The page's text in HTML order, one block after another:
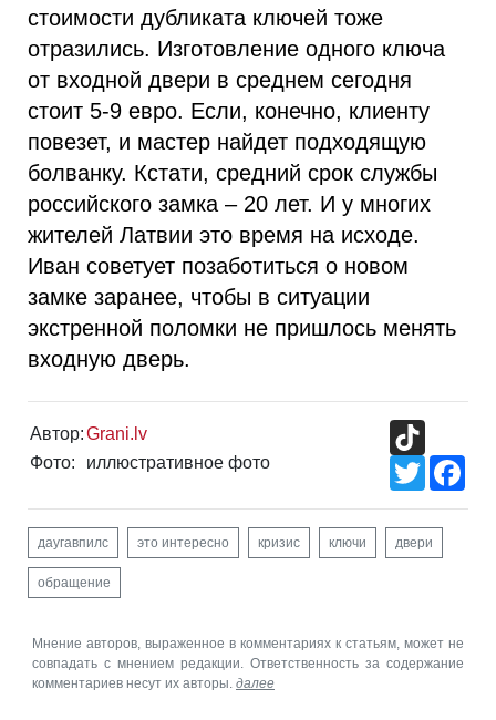
стоимости дубликата ключей тоже
отразились. Изготовление одного ключа
от входной двери в среднем сегодня
стоит 5-9 евро. Если, конечно, клиенту
повезет, и мастер найдет подходящую
болванку. Кстати, средний срок службы
российского замка – 20 лет. И у многих
жителей Латвии это время на исходе.
Иван советует позаботиться о новом
замке заранее, чтобы в ситуации
экстренной поломки не пришлось менять
входную дверь.
Автор:Grani.lv
Фото:
иллюстративное фото
Twitter
даугавпилс это интересно кризис ключи двери
обращение
Мнение авторов, выраженное в комментариях к статьям, может не
совпадать с мнением редакции. Ответственность за содержание
комментариев несут их авторы. далее